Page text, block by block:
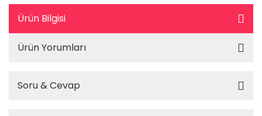
Ürün Bilgisi
Ürün Yorumları
Soru & Cevap